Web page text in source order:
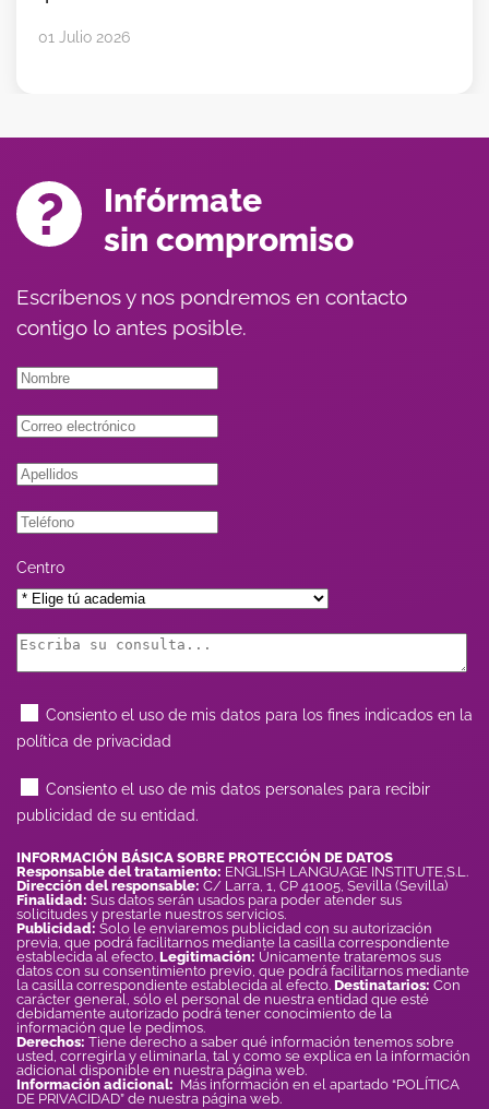
01 Julio 2026
Infórmate
sin compromiso
Escríbenos y nos pondremos en contacto
contigo lo antes posible.
Centro
Consiento el uso de mis datos para los fines indicados en la
política de privacidad
Consiento el uso de mis datos personales para recibir
publicidad de su entidad.
INFORMACIÓN BÁSICA SOBRE PROTECCIÓN DE DATOS
Responsable del tratamiento: ENGLISH LANGUAGE INSTITUTE,S.L.
Dirección del responsable: C/ Larra, 1, CP 41005, Sevilla (Sevilla)
Finalidad: Sus datos serán usados para poder atender sus
solicitudes y prestarle nuestros servicios.
Publicidad: Solo le enviaremos publicidad con su autorización
previa, que podrá facilitarnos mediante la casilla correspondiente
establecida al efecto. Legitimación: Únicamente trataremos sus
datos con su consentimiento previo, que podrá facilitarnos mediante
la casilla correspondiente establecida al efecto. Destinatarios: Con
carácter general, sólo el personal de nuestra entidad que esté
debidamente autorizado podrá tener conocimiento de la
información que le pedimos.
Derechos: Tiene derecho a saber qué información tenemos sobre
usted, corregirla y eliminarla, tal y como se explica en la información
adicional disponible en nuestra página web.
Información adicional: Más información en el apartado “POLÍTICA
DE PRIVACIDAD” de nuestra página web.